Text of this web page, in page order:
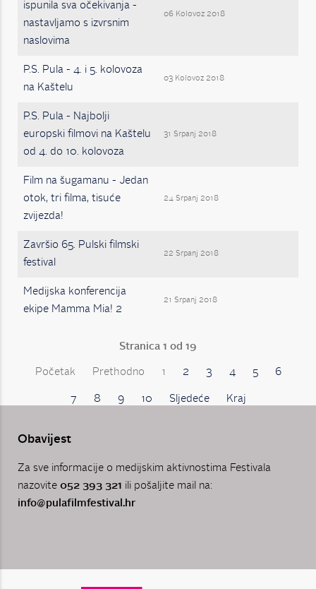
ispunila sva očekivanja -
nastavljamo s izvrsnim
naslovima
06 Kolovoz 2018
P.S. Pula - 4. i 5. kolovoza
na Kaštelu
03 Kolovoz 2018
P.S. Pula - Najbolji
europski filmovi na Kaštelu
od 4. do 10. kolovoza
31 Srpanj 2018
Film na šugamanu - Jedan
otok, tri filma, tisuće
zvijezda!
24 Srpanj 2018
Završio 65. Pulski filmski
festival
22 Srpanj 2018
Medijska konferencija
ekipe Mamma Mia! 2
21 Srpanj 2018
Stranica 1 od 19
Početak Prethodno 1 2 3 4 5 6
7 8 9 10 Sljedeće Kraj
Obavijest
Za sve informacije o medijskim aktivnostima Festivala
nazovite 052 393 321 ili pošaljite mail na:
info@pulafilmfestival.hr